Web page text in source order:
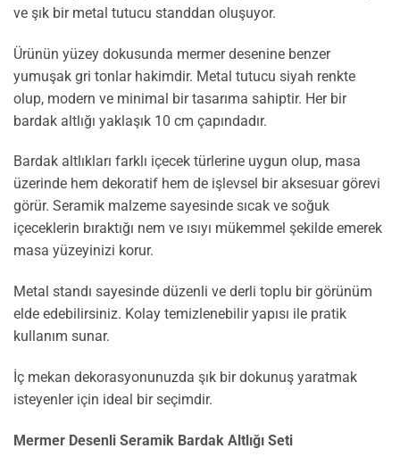
ve şık bir metal tutucu standdan oluşuyor.
Ürünün yüzey dokusunda mermer desenine benzer
yumuşak gri tonlar hakimdir. Metal tutucu siyah renkte
olup, modern ve minimal bir tasarıma sahiptir. Her bir
bardak altlığı yaklaşık 10 cm çapındadır.
Bardak altlıkları farklı içecek türlerine uygun olup, masa
üzerinde hem dekoratif hem de işlevsel bir aksesuar görevi
görür. Seramik malzeme sayesinde sıcak ve soğuk
içeceklerin bıraktığı nem ve ısıyı mükemmel şekilde emerek
masa yüzeyinizi korur.
Metal standı sayesinde düzenli ve derli toplu bir görünüm
elde edebilirsiniz. Kolay temizlenebilir yapısı ile pratik
kullanım sunar.
İç mekan dekorasyonunuzda şık bir dokunuş yaratmak
isteyenler için ideal bir seçimdir.
Mermer Desenli Seramik Bardak Altlığı Seti